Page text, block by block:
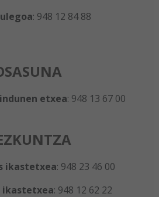
: 948 12 84 88
etxea: 948 13 67 00
ikastetxea: 948 23 46 00
ikastetxea: 948 12 62 22